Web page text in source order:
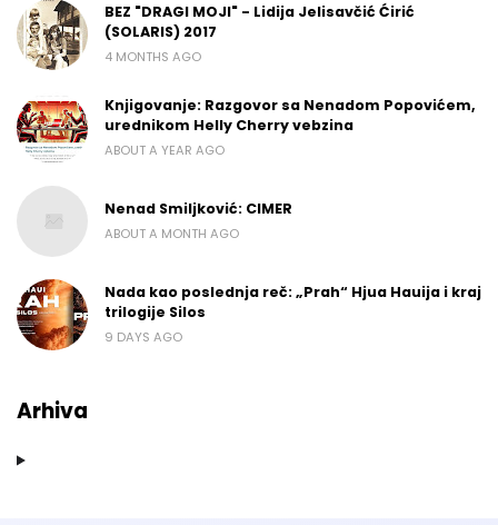
BEZ "DRAGI MOJI" - Lidija Jelisavčić Ćirić
(SOLARIS) 2017
4 MONTHS AGO
Knjigovanje: Razgovor sa Nenadom Popovićem,
urednikom Helly Cherry vebzina
ABOUT A YEAR AGO
Nenad Smiljković: CIMER
ABOUT A MONTH AGO
Nada kao poslednja reč: „Prah“ Hjua Hauija i kraj
trilogije Silos
9 DAYS AGO
Arhiva